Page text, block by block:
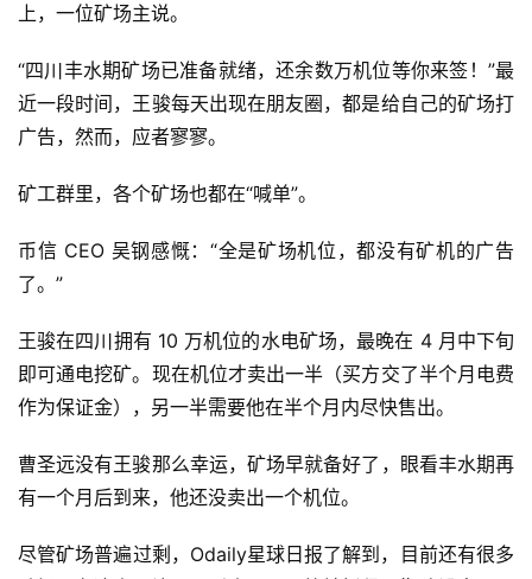
上，一位矿场主说。
“四川丰水期矿场已准备就绪，还余数万机位等你来签！”最
近一段时间，王骏每天出现在朋友圈，都是给自己的矿场打
广告，然而，应者寥寥。
矿工群里，各个矿场也都在“喊单”。
币信 CEO 吴钢感慨：“全是矿场机位，都没有矿机的广告
了。”
王骏在四川拥有 10 万机位的水电矿场，最晚在 4 月中下旬
即可通电挖矿。现在机位才卖出一半（买方交了半个月电费
作为保证金），另一半需要他在半个月内尽快售出。
曹圣远没有王骏那么幸运，矿场早就备好了，眼看丰水期再
有一个月后到来，他还没卖出一个机位。
尽管矿场普遍过剩，Odaily星球日报了解到，目前还有很多